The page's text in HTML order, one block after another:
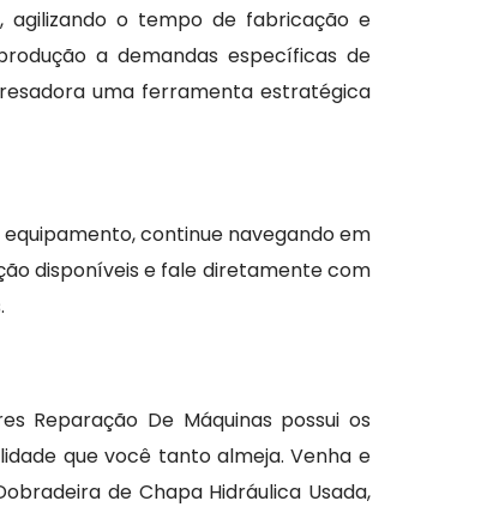
agilizando o tempo de fabricação e
a demandas específicas de
uma ferramenta estratégica
continue navegando em
disponíveis e fale diretamente com
Reparação De Máquinas possui os
que você tanto almeja. Venha e
de Chapa Hidráulica Usada,